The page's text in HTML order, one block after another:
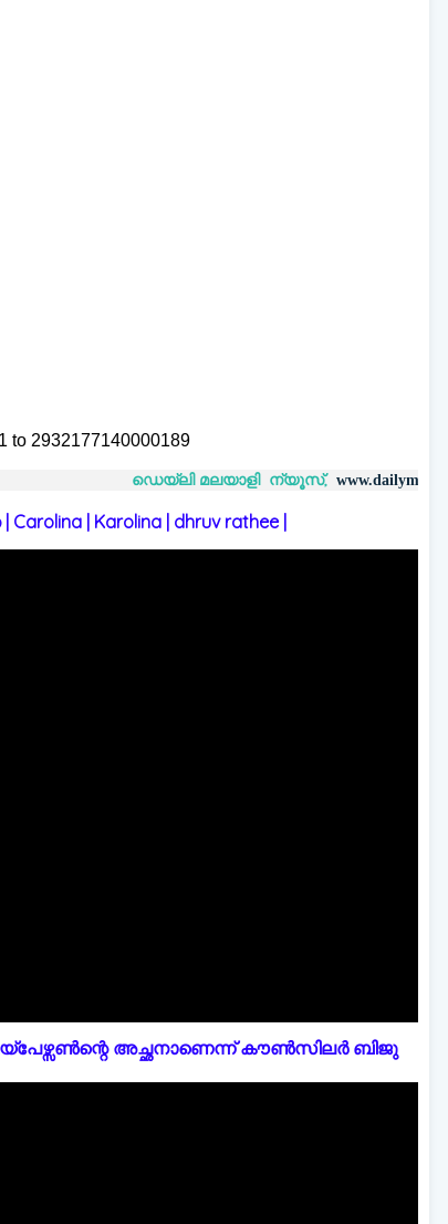
to 2932177140000189
ഡെയ്‌ലി മലയാളി ന്യൂസ്, www.dailymalayaly.com
| Karolina | dhruv rathee |
അച്ഛനാണെന്ന് കൗൺസിലർ ബിജു